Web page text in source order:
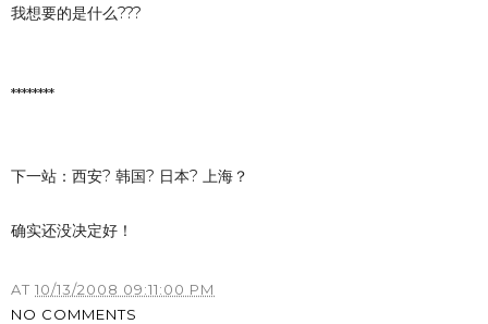
我想要的是什么???
********
下一站：西安? 韩国? 日本? 上海？
确实还没决定好！
AT 10/13/2008 09:11:00 PM
NO COMMENTS